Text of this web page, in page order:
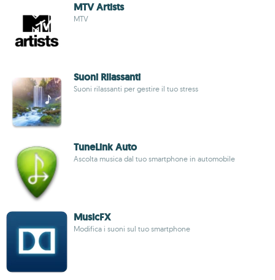
MTV Artists
MTV
Suoni Rilassanti
Suoni rilassanti per gestire il tuo stress
TuneLink Auto
Ascolta musica dal tuo smartphone in automobile
MusicFX
Modifica i suoni sul tuo smartphone